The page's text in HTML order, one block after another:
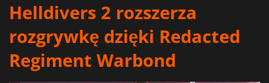
SPRZĘT KOMPUTEROWY
AKTUALNOŚCI
Helldivers 2 rozszerza
rozgrywkę dzięki Redacted
Regiment Warbond